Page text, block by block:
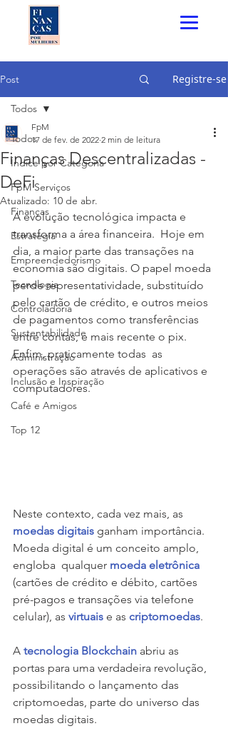
Post Registre-se
Todos
Índice por Categoria
FpM Serviços
Finanças
Estratégia
Empreendedorismo
Tecnologia
Controladoria
Sustentabilidade
Administração
Inclusão e Inspiração
Café e Amigos
Top 12
Todos
Finanças Descentralizadas -
DeFi
FpM
17 de fev. de 2022 2 min de leitura
Atualizado: 10 de abr.
A evolução tecnológica impacta e
transforma a área financeira.  Hoje em
dia, a maior parte das transações na
economia são digitais. O papel moeda
perde representatividade, substituído
pelo cartão de crédito, e outros meios
de pagamentos como transferências
entre contas, e mais recente o pix.
Enfim, praticamente todas  as
operações são através de aplicativos e
computadores.
Neste contexto, cada vez mais, as
moedas digitais ganham importância.
Moeda digital é um conceito amplo,
engloba  qualquer moeda eletrônica
(cartões de crédito e débito, cartões
pré-pagos e transações via telefone
celular), as virtuais e as criptomoedas.
A tecnologia Blockchain abriu as
portas para uma verdadeira revolução,
possibilitando o lançamento das
criptomoedas, parte do universo das
moedas digitais.